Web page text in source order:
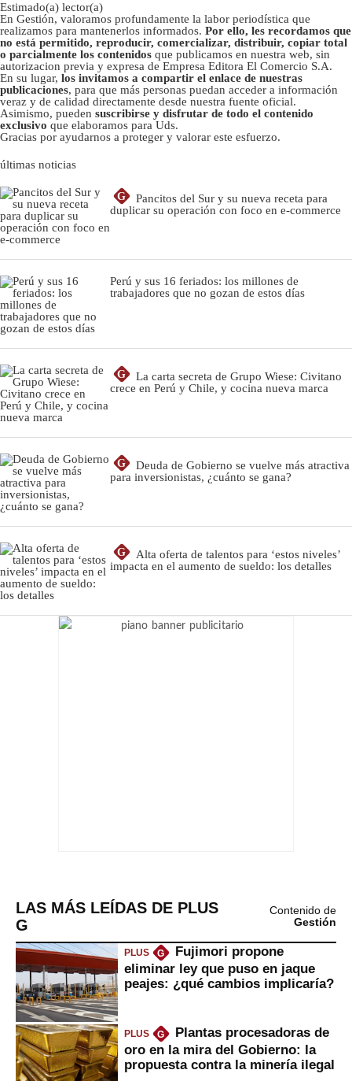
Estimado(a) lector(a)
En Gestión, valoramos profundamente la labor periodística que
realizamos para mantenerlos informados. Por ello, les recordamos que
no está permitido, reproducir, comercializar, distribuir, copiar total
o parcialmente los contenidos que publicamos en nuestra web, sin
autorizacion previa y expresa de Empresa Editora El Comercio S.A.
En su lugar, los invitamos a compartir el enlace de nuestras
publicaciones, para que más personas puedan acceder a información
veraz y de calidad directamente desde nuestra fuente oficial.
Asimismo, pueden suscribirse y disfrutar de todo el contenido
exclusivo que elaboramos para Uds.
Gracias por ayudarnos a proteger y valorar este esfuerzo.
últimas noticias
G
Pancitos del Sur y su nueva receta para
duplicar su operación con foco en e-commerce
Perú y sus 16 feriados: los millones de
trabajadores que no gozan de estos días
G
La carta secreta de Grupo Wiese: Civitano
crece en Perú y Chile, y cocina nueva marca
G
Deuda de Gobierno se vuelve más atractiva
para inversionistas, ¿cuánto se gana?
G
Alta oferta de talentos para ‘estos niveles’
impacta en el aumento de sueldo: los detalles
LAS MÁS LEÍDAS DE PLUS
G
Contenido de
Gestión
PLUS G
Fujimori propone
eliminar ley que puso en jaque
peajes: ¿qué cambios implicaría?
PLUS G
Plantas procesadoras de
oro en la mira del Gobierno: la
propuesta contra la minería ilegal